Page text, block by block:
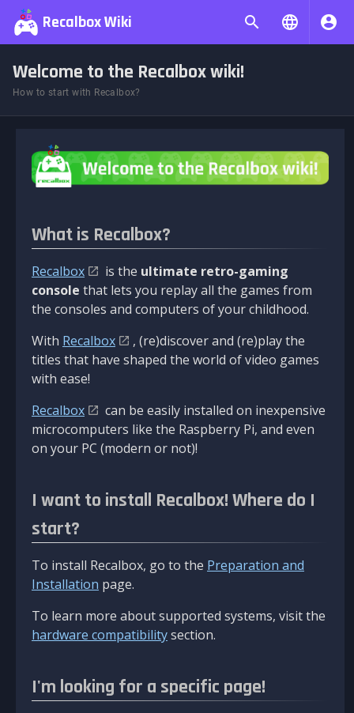
Recalbox Wiki
Welcome to the Recalbox wiki!
How to start with Recalbox?
What is Recalbox?
Recalbox is the ultimate retro-gaming
console that lets you replay all the games from
the consoles and computers of your childhood.
With Recalbox
, (re)discover and (re)play the
titles that have shaped the world of video games
with ease!
Recalbox
can be easily installed on inexpensive
microcomputers like the Raspberry Pi, and even
on your PC (modern or not)!
I want to install Recalbox! Where do I
start?
To install Recalbox, go to the Preparation and
Installation page.
To learn more about supported systems, visit the
hardware compatibilitysection.
I'm looking for a specific page!